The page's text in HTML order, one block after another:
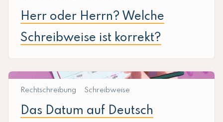
Herr oder Herrn? Welche
Schreibweise ist korrekt?
Rechtschreibung Schreibweise
Das Datum auf Deutsch